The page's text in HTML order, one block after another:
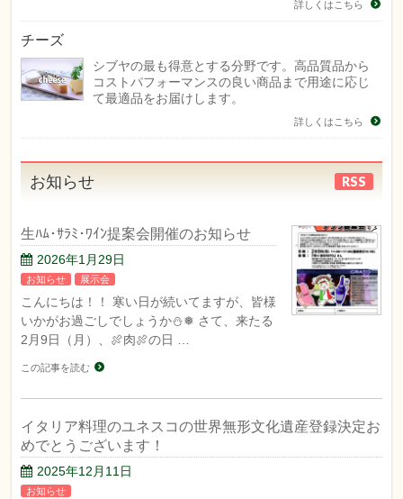
詳しくはこちら
チーズ
シブヤの最も得意とする分野です。高品質品から
コストパフォーマンスの良い商品まで用途に応じ
て最適品をお届けします。
詳しくはこちら
お知らせ RSS
生ﾊﾑ･ｻﾗﾐ･ﾜｲﾝ提案会開催のお知らせ
2026年1月29日
お知らせ 展示会
こんにちは！！ 寒い日が続いてますが、皆様
いかがお過ごしでしょうか⛄❅ さて、来たる
2月9日（月）、🍖肉🍖の日 …
この記事を読む
イタリア料理のユネスコの世界無形文化遺産登録決定お
めでとうございます！
2025年12月11日
お知らせ